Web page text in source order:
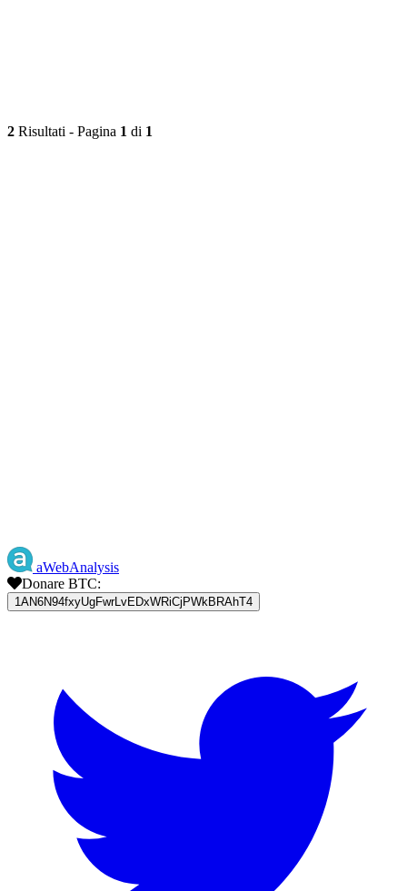
2 Risultati - Pagina 1 di 1
aWebAnalysis
Donare BTC:
1AN6N94fxyUgFwrLvEDxWRiCjPWkBRAhT4